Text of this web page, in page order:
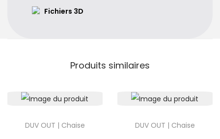
Fichiers 3D
Produits similaires
DUV OUT | Chaise DUV OUT | Chaise